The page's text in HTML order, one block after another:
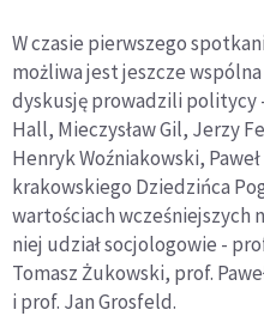
W czasie pierwszego
możliwa jest jeszcze
dyskusję prowadzili politycy
Hall, Mieczysław Gil, Jerzy
Henryk Woźniakowski,
krakowskiego Dziedzińca
wartościach
niej udział socjologowie -
Tomasz Żukowski, prof.
i prof. Jan Grosfeld.